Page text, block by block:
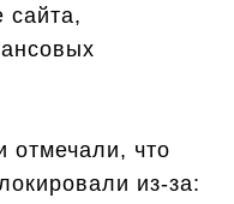
сайта,
отмечали, что
из-за: